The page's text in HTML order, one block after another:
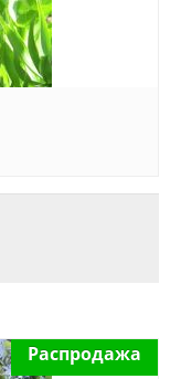
Распродажа